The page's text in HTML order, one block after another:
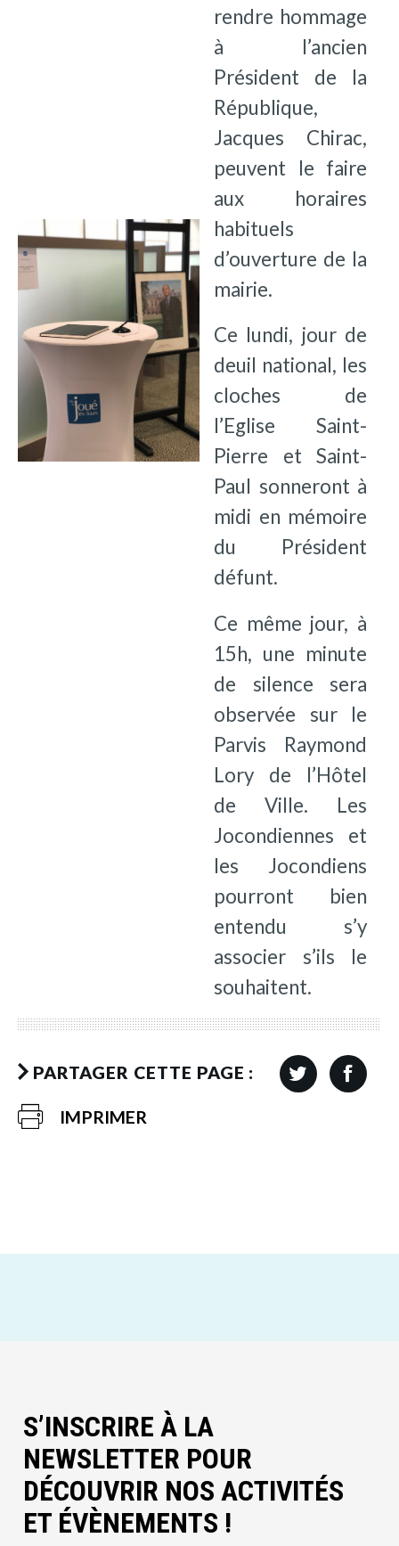
rendre hommage
à l’ancien
Président de la
République,
Jacques Chirac,
peuvent le faire
aux horaires
habituels
d’ouverture de la
mairie.
Ce lundi, jour de
deuil national, les
cloches de
l’Eglise Saint-
Pierre et Saint-
Paul sonneront à
midi en mémoire
du Président
défunt.
Ce même jour, à
15h, une minute
de silence sera
observée sur le
Parvis Raymond
Lory de l’Hôtel
de Ville. Les
Jocondiennes et
les Jocondiens
pourront bien
entendu s’y
associer s’ils le
souhaitent.
PARTAGER CETTE PAGE :
IMPRIMER
S’INSCRIRE À LA
NEWSLETTER POUR
DÉCOUVRIR NOS ACTIVITÉS
ET ÉVÈNEMENTS !